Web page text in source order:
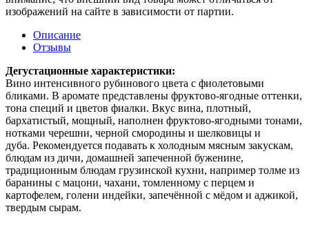
изображений на сайте в зависимости от партии.
Описание
Отзывы
Дегустационные характеристики:
Вино интенсивного рубинового цвета с фиолетовыми
бликами. В аромате представлены фруктово-ягодные оттенки,
тона специй и цветов фиалки. Вкус вина, плотный,
бархатистый, мощный, наполнен фруктово-ягодными тонами,
нотками черешни, черной смородины и шелковицы и
дуба. Рекомендуется подавать к холодным мясным закускам,
блюдам из дичи, домашней запеченной буженине,
традиционным блюдам грузинской кухни, например толме из
баранины с мацони, чахани, томленному с перцем и
картофелем, голени индейки, запечённой с мёдом и аджикой,
твердым сырам.